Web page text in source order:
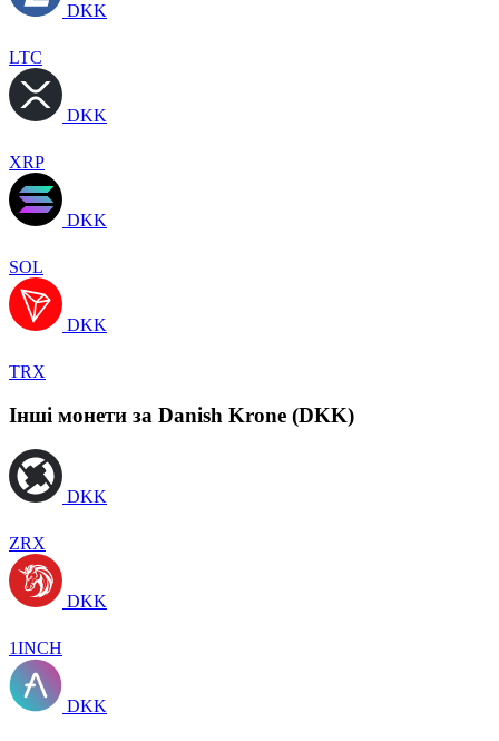
DKK
LTC
DKK
XRP
DKK
SOL
DKK
TRX
Інші монети за Danish Krone (DKK)
DKK
ZRX
DKK
1INCH
DKK